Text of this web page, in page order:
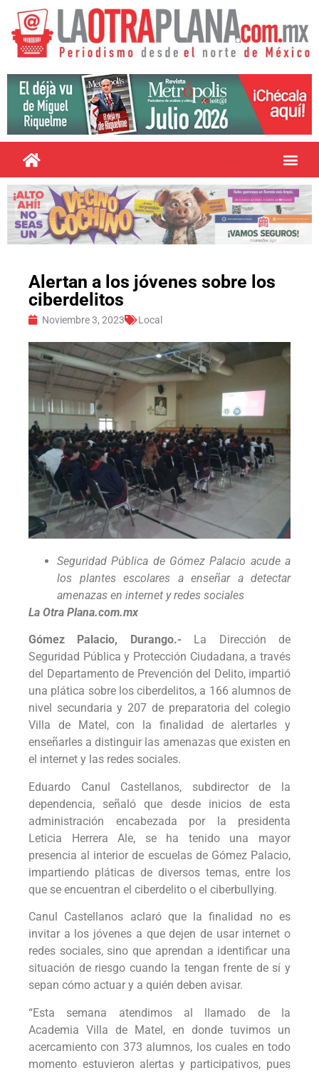
Alertan a los jóvenes sobre los
ciberdelitos
Noviembre 3, 2023 Local
Seguridad Pública de Gómez Palacio acude a
los plantes escolares a enseñar a detectar
amenazas en internet y redes sociales
La Otra Plana.com.mx
Gómez Palacio, Durango.-
La Dirección de
Seguridad Pública y Protección Ciudadana, a través
del Departamento de Prevención del Delito, impartió
una plática sobre los ciberdelitos, a 166 alumnos de
nivel secundaria y 207 de preparatoria del colegio
Villa de Matel, con la finalidad de alertarles y
enseñarles a distinguir las amenazas que existen en
el internet y las redes sociales.
Eduardo Canul Castellanos, subdirector de la
dependencia, señaló que desde inicios de esta
administración encabezada por la presidenta
Leticia Herrera Ale, se ha tenido una mayor
presencia al interior de escuelas de Gómez Palacio,
impartiendo pláticas de diversos temas, entre los
que se encuentran el ciberdelito o el ciberbullying.
Canul Castellanos aclaró que la finalidad no es
invitar a los jóvenes a que dejen de usar internet o
redes sociales, sino que aprendan a identificar una
situación de riesgo cuando la tengan frente de sí y
sepan cómo actuar y a quién deben avisar.
“Esta semana atendimos al llamado de la
Academia Villa de Matel, en donde tuvimos un
acercamiento con 373 alumnos, los cuales en todo
momento estuvieron alertas y participativos, pues